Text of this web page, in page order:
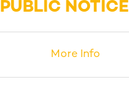
PUBLIC NOTICE
More Info